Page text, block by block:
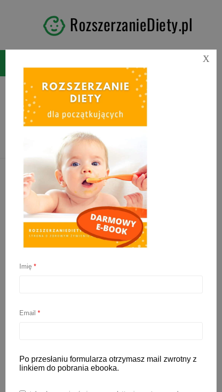
RozszerzanieDiety.pl
Tag:rozszerzanie diety po
6 miesiącu
miesiącu – dlaczego
7 kwietnia 2026
Imię*
Email*
Po przesłaniu formularza otrzymasz mail zwrotny z
linkiem do pobrania ebooka.
X